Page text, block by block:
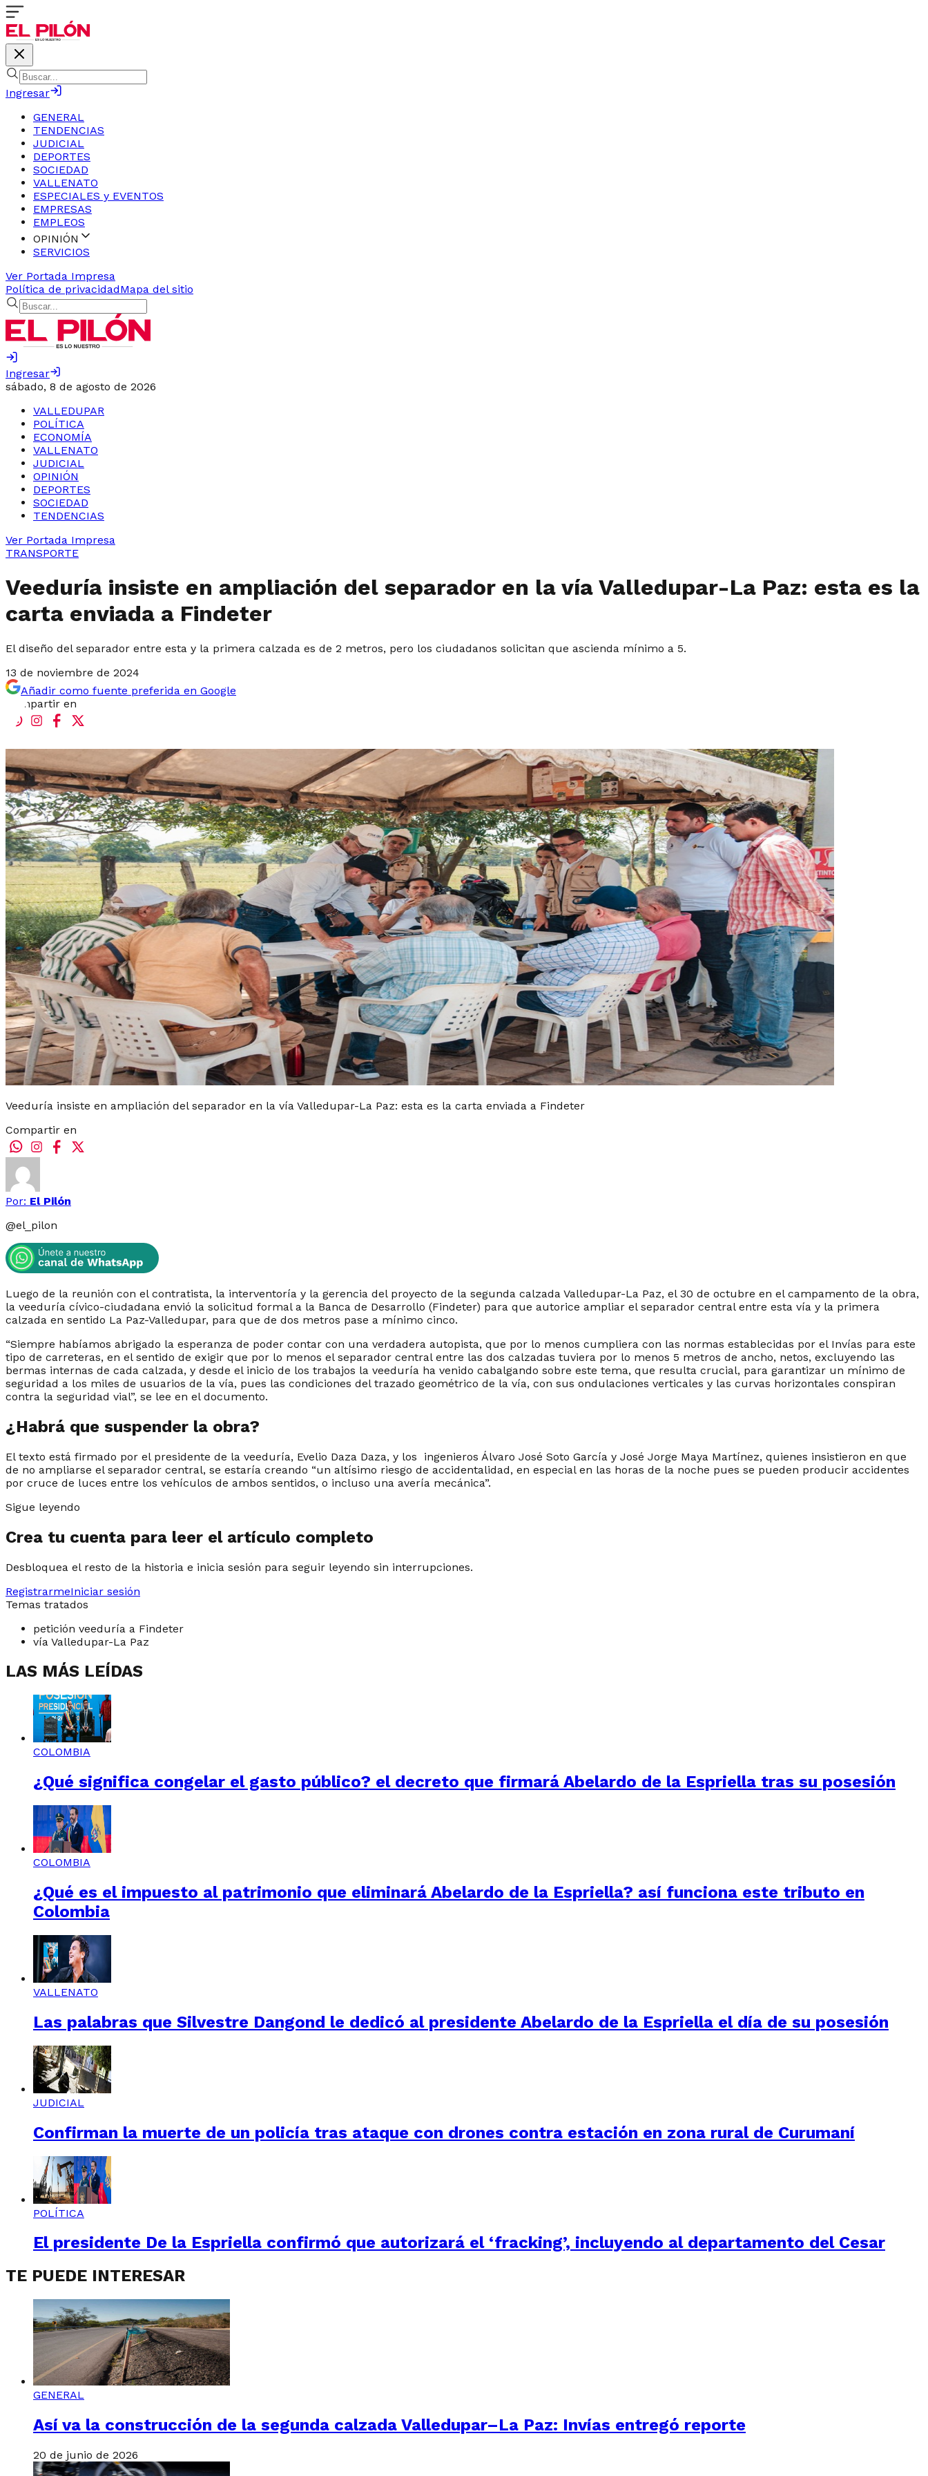
Ingresar
GENERAL
TENDENCIAS
JUDICIAL
DEPORTES
SOCIEDAD
VALLENATO
ESPECIALES y EVENTOS
EMPRESAS
EMPLEOS
OPINIÓN
SERVICIOS
Ver Portada Impresa
Política de privacidadMapa del sitio
Ingresar
sábado, 8 de agosto de 2026
VALLEDUPAR
POLÍTICA
ECONOMÍA
VALLENATO
JUDICIAL
OPINIÓN
DEPORTES
SOCIEDAD
TENDENCIAS
Ver Portada Impresa
TRANSPORTE
Veeduría insiste en ampliación del separador en la vía Valledupar-La Paz: esta es la
carta enviada a Findeter
El diseño del separador entre esta y la primera calzada es de 2 metros, pero los ciudadanos solicitan que ascienda mínimo a 5.
13 de noviembre de 2024
Añadir como fuente preferida en Google
Compartir en
Veeduría insiste en ampliación del separador en la vía Valledupar-La Paz: esta es la carta enviada a Findeter
Compartir en
Por: El Pilón
@el_pilon
Luego de la reunión con el contratista, la interventoría y la gerencia del proyecto de la segunda calzada Valledupar-La Paz, el 30 de octubre en el campamento de la obra,
la veeduría cívico-ciudadana envió la solicitud formal a la Banca de Desarrollo (Findeter) para que autorice ampliar el separador central entre esta vía y la primera
calzada en sentido La Paz-Valledupar, para que de dos metros pase a mínimo cinco.
“Siempre habíamos abrigado la esperanza de poder contar con una verdadera autopista, que por lo menos cumpliera con las normas establecidas por el Invías para este
tipo de carreteras, en el sentido de exigir que por lo menos el separador central entre las dos calzadas tuviera por lo menos 5 metros de ancho, netos, excluyendo las
bermas internas de cada calzada, y desde el inicio de los trabajos la veeduría ha venido cabalgando sobre este tema, que resulta crucial, para garantizar un mínimo de
seguridad a los miles de usuarios de la vía, pues las condiciones del trazado geométrico de la vía, con sus ondulaciones verticales y las curvas horizontales conspiran
contra la seguridad vial”, se lee en el documento.
¿Habrá que suspender la obra?
El texto está firmado por el presidente de la veeduría, Evelio Daza Daza, y los ingenieros Álvaro José Soto García y José Jorge Maya Martínez, quienes insistieron en que
de no ampliarse el separador central, se estaría creando “un altísimo riesgo de accidentalidad, en especial en las horas de la noche pues se pueden producir accidentes
por cruce de luces entre los vehículos de ambos sentidos, o incluso una avería mecánica”.
Sigue leyendo
Crea tu cuenta para leer el artículo completo
Desbloquea el resto de la historia e inicia sesión para seguir leyendo sin interrupciones.
RegistrarmeIniciar sesión
Temas tratados
petición veeduría a Findeter
vía Valledupar-La Paz
LAS MÁS LEÍDAS
COLOMBIA
¿Qué significa congelar el gasto público? el decreto que firmará Abelardo de la Espriella tras su posesión
COLOMBIA
¿Qué es el impuesto al patrimonio que eliminará Abelardo de la Espriella? así funciona este tributo en
Colombia
VALLENATO
Las palabras que Silvestre Dangond le dedicó al presidente Abelardo de la Espriella el día de su posesión
JUDICIAL
Confirman la muerte de un policía tras ataque con drones contra estación en zona rural de Curumaní
POLÍTICA
El presidente De la Espriella confirmó que autorizará el ‘fracking’, incluyendo al departamento del Cesar
TE PUEDE INTERESAR
GENERAL
Así va la construcción de la segunda calzada Valledupar–La Paz: Invías entregó reporte
20 de junio de 2026